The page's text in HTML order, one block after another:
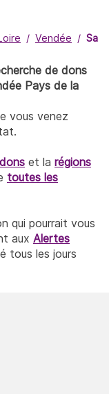
Vendée
de dons
Pays de la
vous venez
et la régions
toutes les
qui pourrait vous
aux Alertes
tous les jours